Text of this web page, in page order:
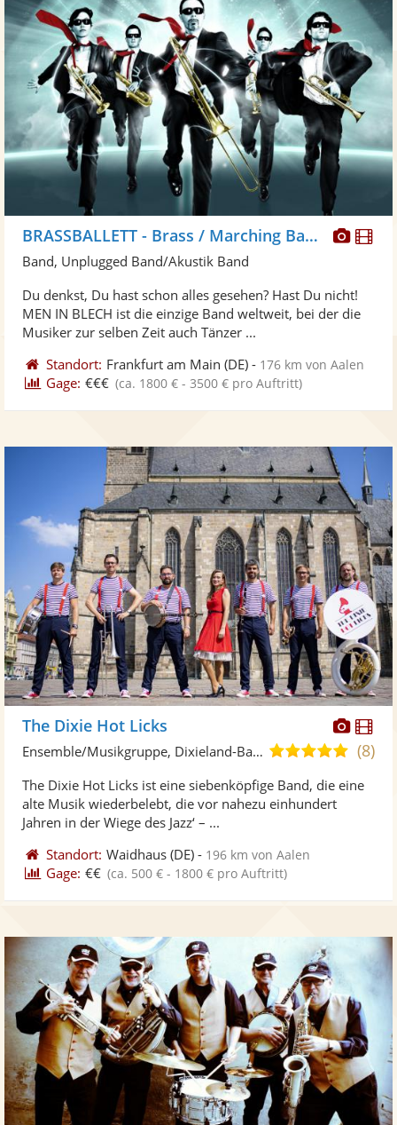
Fotos
BRASSBALLETT - Brass / Marching Band/ Walkact, Blaskapelle
Band, Unplugged Band/Akustik Band
Du denkst, Du hast schon alles gesehen? Hast Du nicht!
MEN IN BLECH ist die einzige Band weltweit, bei der die
Musiker zur selben Zeit auch Tänzer ...
Standort: Frankfurt am Main (DE) - 176 km von Aalen
Gage: €€€ (ca. 1800 € - 3500 € pro Auftritt)
Fotos
The Dixie Hot Licks
5,0
5
(8)
Ensemble/Musikgruppe, Dixieland-Band
The Dixie Hot Licks ist eine siebenköpfige Band, die eine
alte Musik wiederbelebt, die vor nahezu einhundert
Jahren in der Wiege des Jazz‘ – ...
Standort: Waidhaus (DE) - 196 km von Aalen
Gage: €€ (ca. 500 € - 1800 € pro Auftritt)